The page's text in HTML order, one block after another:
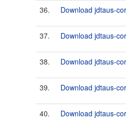
36. Download jdtaus-
37. Download jdtaus-
38. Download jdtaus-
39. Download jdtaus-
40. Download jdtaus-